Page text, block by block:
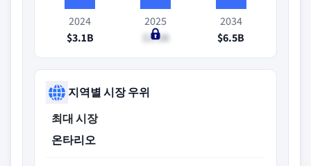
2024
$3.1B
2025
$3.5B
2034
$6.5B
지역별 시장 우위
최대 시장
온타리오